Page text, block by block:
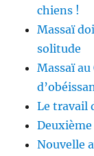
chiens !
Massaï
solitude
Massaï
Le travail
Deuxième
Nouvelle